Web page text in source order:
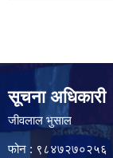
सूचना अधिकारी
जीवलाल भुसाल
फोन : ९८४७२७०२५६